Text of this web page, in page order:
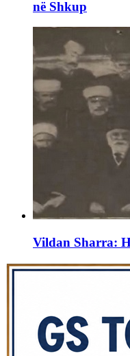
në Shkup
Vildan Sharra: